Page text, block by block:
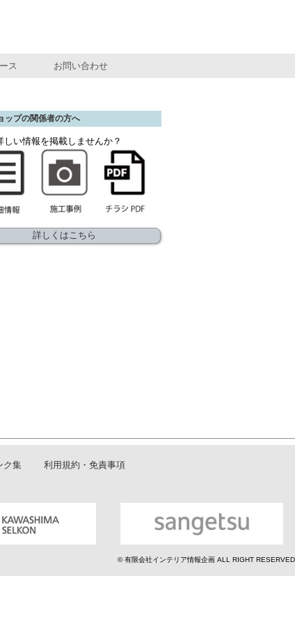
ス お問い合わせ
ップの関係者の方へ
しい情報を掲載しませんか？
詳しくはこちら
ク集 利用規約・免責事項
© 有限会社インテリア情報企画 ALL RIGHT RESERVED